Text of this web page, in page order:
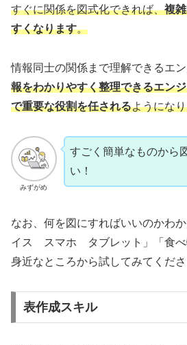
すぐに関係を図式化できれば、複
すくなります。
情報同士の関係まで理解できるエ
報をわかりやすく整理できるエン
で重要な役割を任されるようにな
みずがめ
すごく簡単なものから
い！
なお、何を図にすればいいのかわ
イス スマホ タブレット」「食べ
身近なところから試してみてくださ
表作成スキル